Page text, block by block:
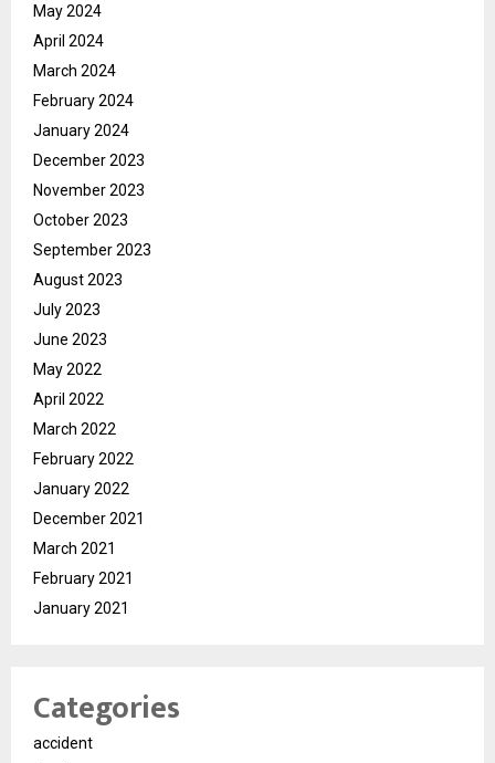
May 2024
April 2024
March 2024
February 2024
January 2024
December 2023
November 2023
October 2023
September 2023
August 2023
July 2023
June 2023
May 2022
April 2022
March 2022
February 2022
January 2022
December 2021
March 2021
February 2021
January 2021
Categories
accident